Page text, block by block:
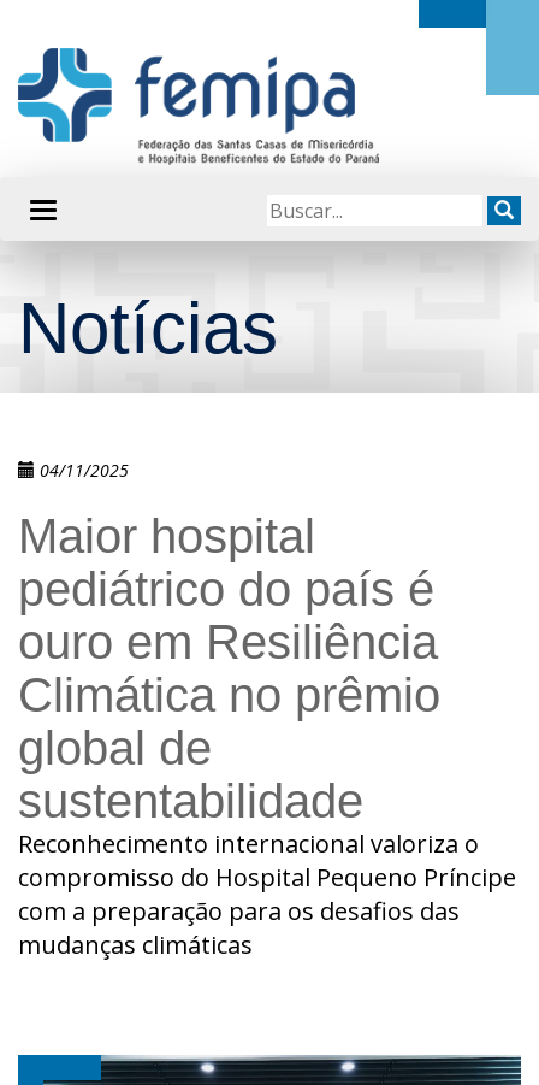
Notícias
04/11/2025
Maior hospital
pediátrico do país é
ouro em Resiliência
Climática no prêmio
global de
sustentabilidade
Reconhecimento internacional valoriza o
compromisso do Hospital Pequeno Príncipe
com a preparação para os desafios das
mudanças climáticas